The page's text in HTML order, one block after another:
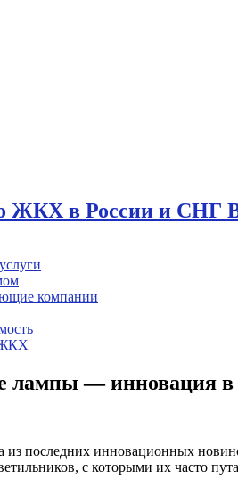
ЖКХ в России и СНГ
компании
ЖКХ
лампы — инновация в
последних инновационных
с которыми их часто